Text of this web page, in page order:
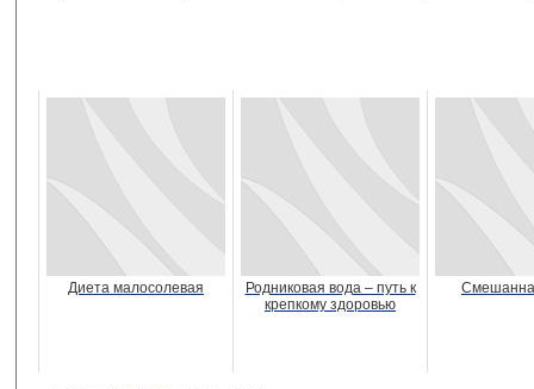
Диета малосолевая
Родниковая вода – путь к
крепкому здоровью